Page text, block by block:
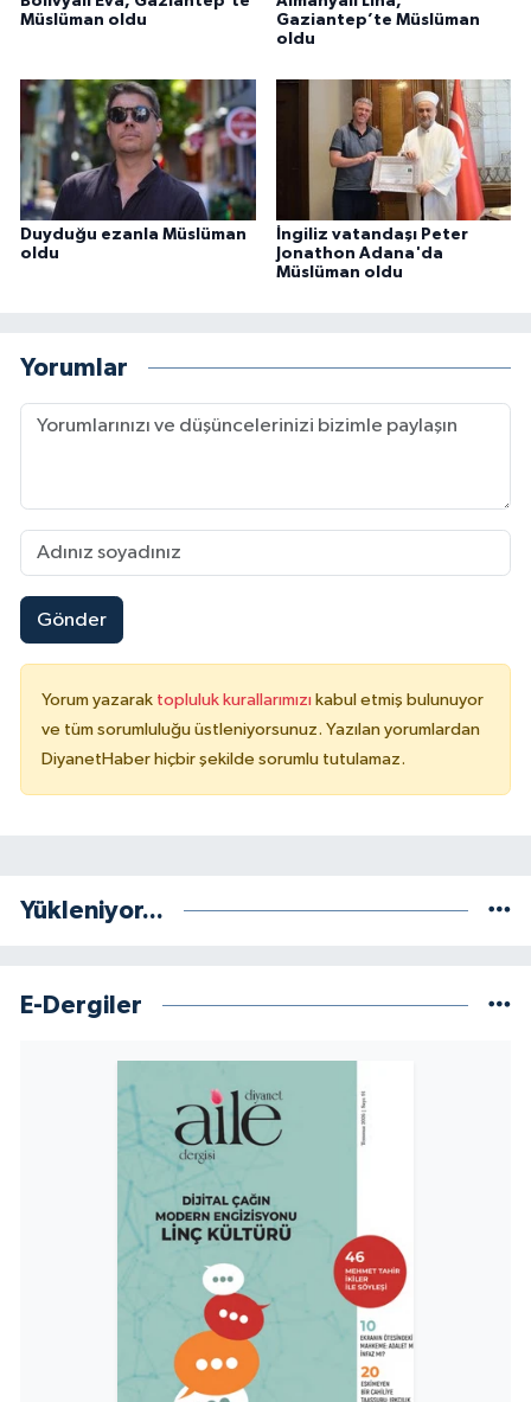
Müslüman oldu
Gaziantep’te Müslüman
oldu
Duyduğu ezanla Müslüman
oldu
İngiliz vatandaşı Peter
Jonathon Adana'da
Müslüman oldu
Yorumlar
Gönder
Yorum yazarak topluluk kurallarımızı kabul etmiş bulunuyor
ve tüm sorumluluğu üstleniyorsunuz. Yazılan yorumlardan
DiyanetHaber hiçbir şekilde sorumlu tutulamaz.
Yükleniyor...
E-Dergiler
Kars Müftülüğü
Kastamonu Müftülüğü
Kayseri Müftülüğü
Konya Müftülüğü
Kütahya Müftülüğü
Malatya Müftülüğü
Manisa Müftülüğü
Muş Müftülüğü
Nevşehir Müftülüğü
Niğde Müftülüğü
Ordu Müftülüğü
Osmaniye Müftülüğü
Rize Müftülüğü
Sakarya Müftülüğü